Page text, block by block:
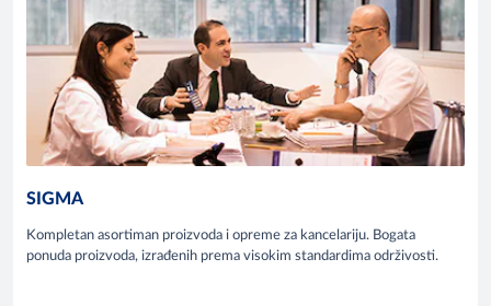
SIGMA
Kompletan asortiman proizvoda i opreme za kancelariju. Bogata
ponuda proizvoda, izrađenih prema visokim standardima održivosti.